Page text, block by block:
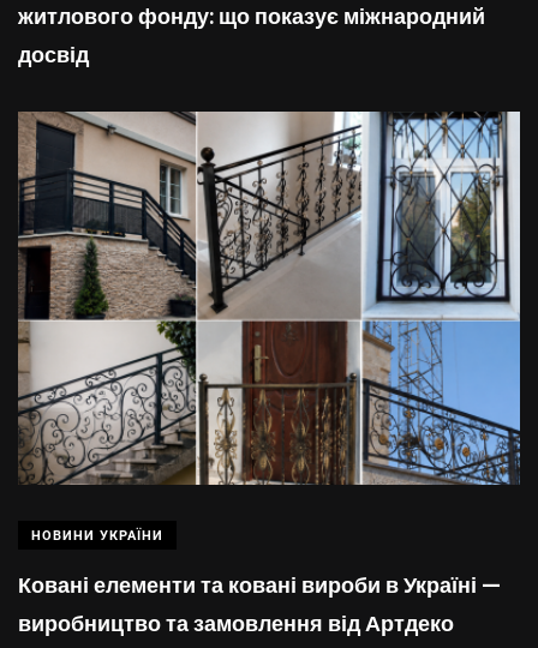
житлового фонду: що показує міжнародний
досвід
НОВИНИ УКРАЇНИ
Ковані елементи та ковані вироби в Україні —
виробництво та замовлення від Артдеко